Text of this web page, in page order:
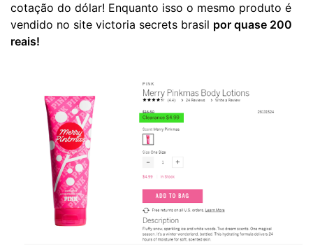
cotação do dólar! Enquanto isso o mesmo produto é
vendido no site victoria secrets brasil por quase 200
reais!